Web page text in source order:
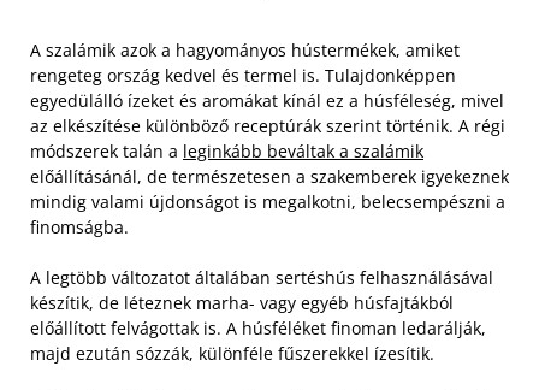
A szalámik azok a hagyományos hústermékek, amiket
rengeteg ország kedvel és termel is. Tulajdonképpen
egyedülálló ízeket és aromákat kínál ez a húsféleség, mivel
az elkészítése különböző receptúrák szerint történik. A régi
módszerek talán a leginkább beváltak a szalámik
előállításánál, de természetesen a szakemberek igyekeznek
mindig valami újdonságot is megalkotni, belecsempészni a
finomságba.
A legtöbb változatot általában sertéshús felhasználásával
készítik, de léteznek marha- vagy egyéb húsfajtákból
előállított felvágottak is. A húsféléket finoman ledarálják,
majd ezután sózzák, különféle fűszerekkel ízesítik.